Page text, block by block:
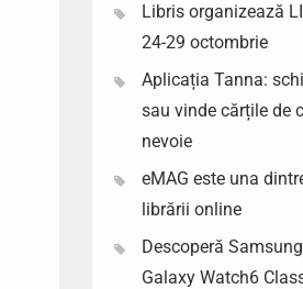
Libris organizează
24-29 octombrie
Aplicația Tanna:
sau vinde cărțile de
nevoie
eMAG este una
librării online
Descoperă
Galaxy Watch6